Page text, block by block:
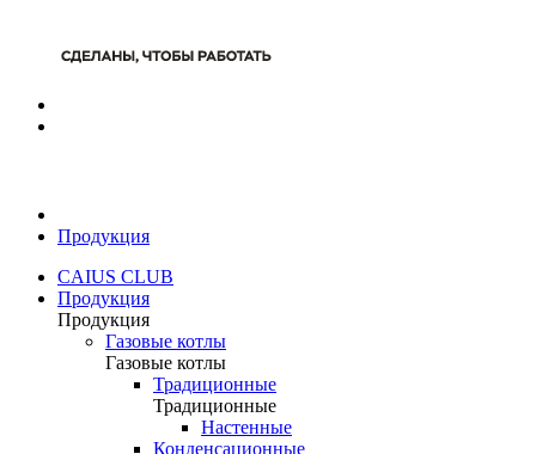
Продукция
CAIUS CLUB
Продукция
Продукция
Газовые котлы
Газовые котлы
Традиционные
Традиционные
Настенные
Конденсационные